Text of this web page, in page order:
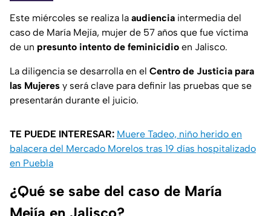
Este miércoles se realiza la audiencia intermedia del
caso de María Mejía, mujer de 57 años que fue víctima
de un presunto intento de feminicidio en Jalisco.
La diligencia se desarrolla en el Centro de Justicia para
las Mujeres y será clave para definir las pruebas que se
presentarán durante el juicio.
TE PUEDE INTERESAR: Muere Tadeo, niño herido en
balacera del Mercado Morelos tras 19 días hospitalizado
en Puebla
¿Qué se sabe del caso de María